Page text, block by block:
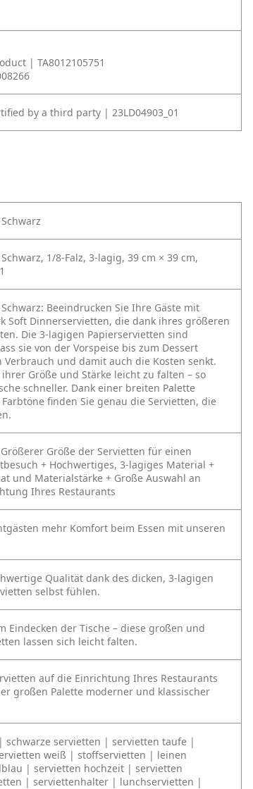
| TA8012105751
by a third party | 23LD04903_01
1/8‑Falz, 3‑lagig, 39 cm × 39 cm,
Beeindrucken Sie Ihre Gäste mit
Soft Dinnerservietten, die dank ihres größeren
Die 3‑lagigen Papierservietten sind
sie von der Vorspeise bis zum Dessert
und damit auch die Kosten senkt.
Größe und Stärke leicht zu falten – so
schneller. Dank einer breiten Palette
finden Sie genau die Servietten, die
Größe der Servietten für einen
+ Hochwertiges, 3‑lagiges Material +
und Materialstärke + Große Auswahl an
Ihres Restaurants
mehr Komfort beim Essen mit unseren
Qualität dank des dicken, 3‑lagigen
selbst fühlen.
Eindecken der Tische – diese großen und
lassen sich leicht falten.
auf die Einrichtung Ihres Restaurants
großen Palette moderner und klassischer
schwarze servietten | servietten taufe |
weiß | stoffservietten | leinen
| servietten hochzeit | servietten
| serviettenhalter | lunchservietten |